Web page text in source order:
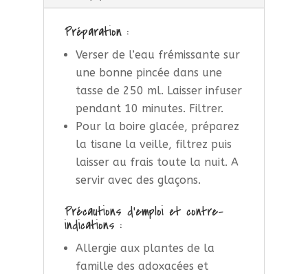
Préparation :
Verser de l’eau frémissante sur
une bonne pincée dans une
tasse de 250 ml. Laisser infuser
pendant 10 minutes. Filtrer.
Pour la boire glacée, préparez
la tisane la veille, filtrez puis
laisser au frais toute la nuit. A
servir avec des glaçons.
Précautions d’emploi et contre-
indications :
Allergie aux plantes de la
famille des adoxacées et